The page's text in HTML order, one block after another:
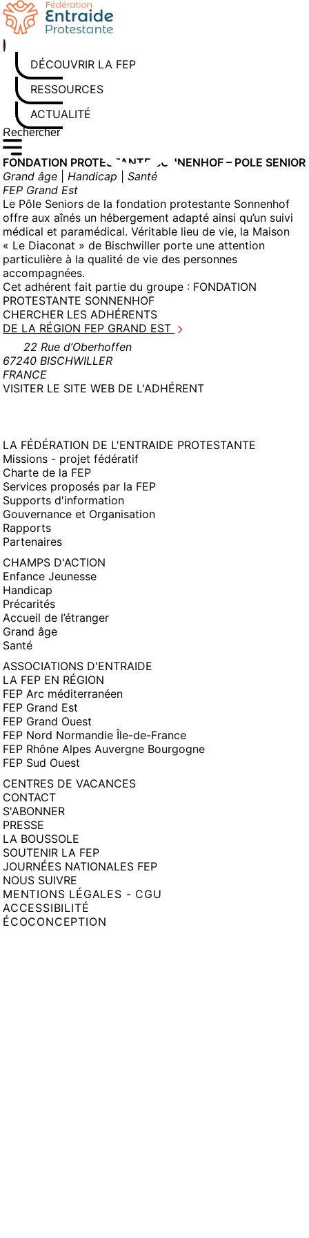
Aller
au
contenu
DÉCOUVRIR LA FEP
RESSOURCES
ACTUALITÉS
Rechercher sur le site
Saisissez au moins 3 caractères pour lancer la recherche
FONDATION PROTESTANTE SONNENHOF – POLE SENIOR
Grand âge
Handicap
Santé
FEP Grand Est
Le Pôle Seniors de la fondation protestante Sonnenhof
offre aux aînés un hébergement adapté ainsi qu’un suivi
médical et paramédical. Véritable lieu de vie, la Maison
« Le Diaconat » de Bischwiller porte une attention
particulière à la qualité de vie des personnes
accompagnées.
Cet adhérent fait partie du groupe : FONDATION
PROTESTANTE SONNENHOF
CHERCHER LES ADHÉRENTS
DE LA RÉGION FEP GRAND EST
22 Rue d’Oberhoffen
67240 BISCHWILLER
FRANCE
VISITER LE SITE WEB DE L'ADHÉRENT(NOUVELLE
LA FÉDÉRATION DE L'ENTRAIDE PROTESTANTE
Missions - projet fédératif
Charte de la FEP
Services proposés par la FEP
Supports d'information
Gouvernance et Organisation
Rapports
Partenaires
CHAMPS D'ACTION
Enfance Jeunesse
Handicap
Précarités
Accueil de l’étranger
Grand âge
Santé
ASSOCIATIONS D'ENTRAIDE
LA FEP EN RÉGION
FEP Arc méditerranéen
FEP Grand Est
FEP Grand Ouest
FEP Nord Normandie Île-de-France
FEP Rhône Alpes Auvergne Bourgogne
FEP Sud Ouest
CENTRES DE VACANCES
CONTACT
S'ABONNER
PRESSE
LA BOUSSOLE
SOUTENIR LA FEP
JOURNÉES NATIONALES FEP
NOUS SUIVRE
MENTIONS LÉGALES - CGU
ACCESSIBILITÉ
ÉCOCONCEPTION